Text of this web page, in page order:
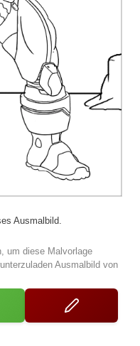
Ausmalbild.
um diese Malvorlage
Ausmalbild von